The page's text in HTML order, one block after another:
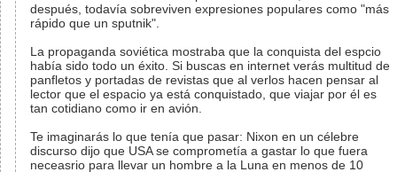
después, todavía sobreviven expresiones populares como "más
rápido que un sputnik".
La propaganda soviética mostraba que la conquista del espcio
había sido todo un éxito. Si buscas en internet verás multitud de
panfletos y portadas de revistas que al verlos hacen pensar al
lector que el espacio ya está conquistado, que viajar por él es
tan cotidiano como ir en avión.
Te imaginarás lo que tenía que pasar: Nixon en un célebre
discurso dijo que USA se comprometía a gastar lo que fuera
neceasrio para llevar un hombre a la Luna en menos de 10